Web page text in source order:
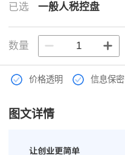
已选 一般人税控盘
数量
价格透明 信息保密
图文详情